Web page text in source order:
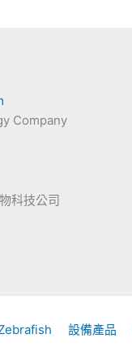
Company
科技公司
設備產品